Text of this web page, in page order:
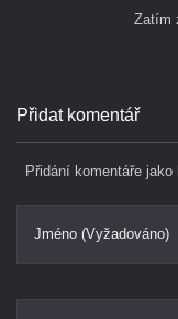
Zatím
Přidat komentář
Přidání komentáře jako
Jméno (Vyžadováno)